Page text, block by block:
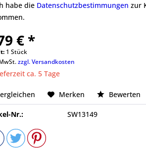
habe die Datenschutzbestimmungen zur
€ *
1 Stück
zzgl. Versandkosten
ca. 5 Tage
Merken Bewerten
Nr.: SW13149